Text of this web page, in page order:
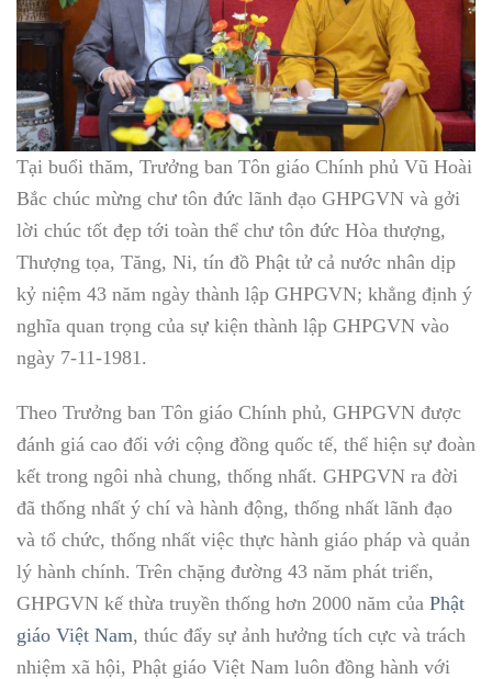
Tại buổi thăm, Trưởng ban Tôn giáo Chính phủ Vũ Hoài
Bắc chúc mừng chư tôn đức lãnh đạo GHPGVN và gởi
lời chúc tốt đẹp tới toàn thể chư tôn đức Hòa thượng,
Thượng tọa, Tăng, Ni, tín đồ Phật tử cả nước nhân dịp
kỷ niệm 43 năm ngày thành lập GHPGVN; khẳng định ý
nghĩa quan trọng của sự kiện thành lập GHPGVN vào
ngày 7-11-1981.
Theo Trưởng ban Tôn giáo Chính phủ, GHPGVN được
đánh giá cao đối với cộng đồng quốc tế, thể hiện sự đoàn
kết trong ngôi nhà chung, thống nhất. GHPGVN ra đời
đã thống nhất ý chí và hành động, thống nhất lãnh đạo
và tổ chức, thống nhất việc thực hành giáo pháp và quản
lý hành chính. Trên chặng đường 43 năm phát triển,
GHPGVN kế thừa truyền thống hơn 2000 năm của Phật
giáo Việt Nam, thúc đẩy sự ảnh hưởng tích cực và trách
nhiệm xã hội, Phật giáo Việt Nam luôn đồng hành với